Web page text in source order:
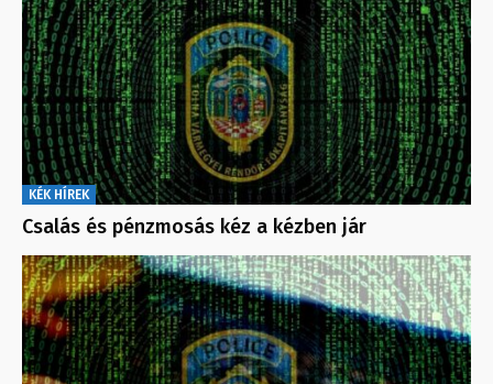
KÉK HÍREK
Csalás és pénzmosás kéz a kézben jár